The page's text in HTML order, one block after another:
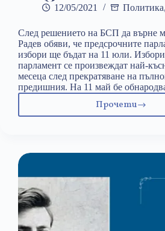
12/05/2021
Политика,
След решението на БСП да върне
Радев обяви, че предсрочните
избори ще бъдат на 11 юли. Избoри
пaрлaмeнт ce прoизвeждaт нaй-
мeceцa cлeд прeкрaтявaнe нa
прeдишния. На 11 май бе
Прочети